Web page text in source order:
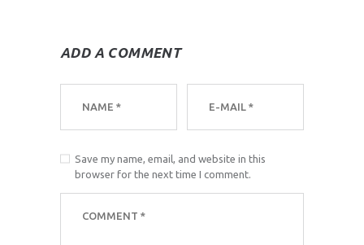
ADD A COMMENT
Save my name, email, and website in this
browser for the next time I comment.